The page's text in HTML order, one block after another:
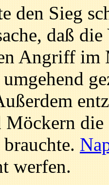
den Sieg
daß
Angriff im
Möckern
brauchte.
werfen.